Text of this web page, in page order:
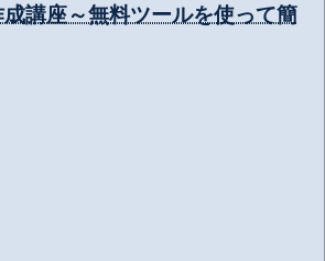
講座～無料ツールを使って簡